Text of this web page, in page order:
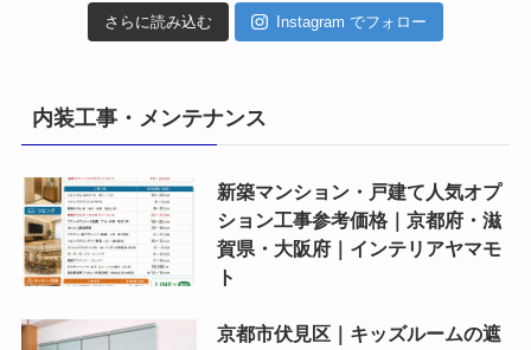
さらに読み込む Instagram でフォロー
内装工事・メンテナンス
新築マンション・戸建て人気オプ
ション工事参考価格｜京都府・滋
賀県・大阪府｜インテリアヤマモ
ト
京都市伏見区｜キッズルームの遮